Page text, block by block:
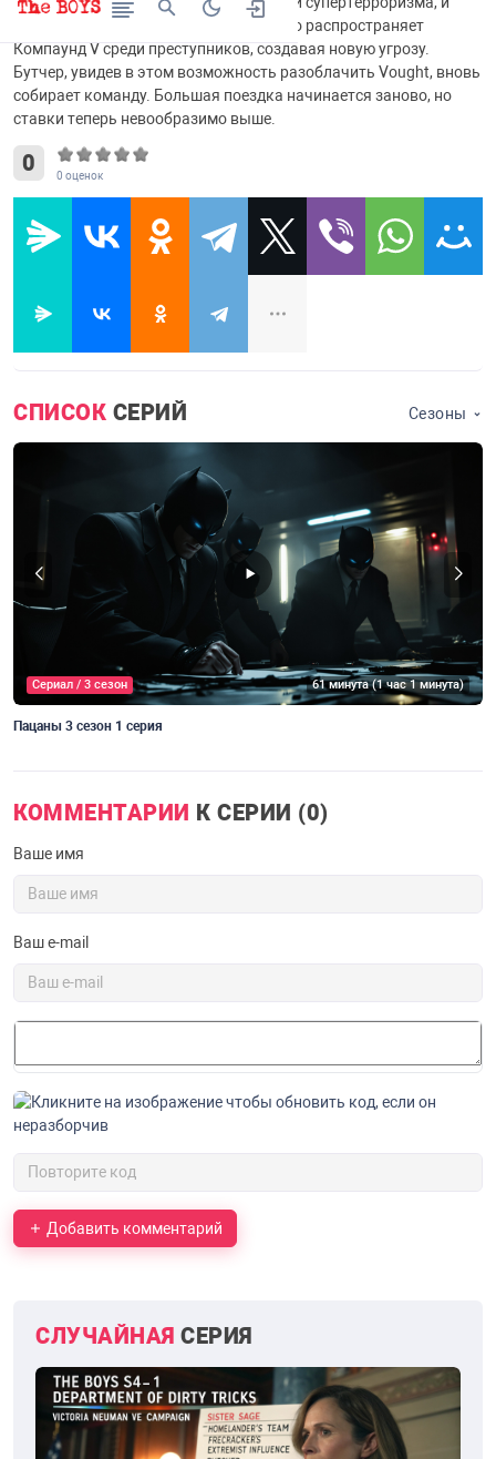
Пацаны понимают — кто-то намеренно распространяет
Компаунд V среди преступников, создавая новую угрозу.
Бутчер, увидев в этом возможность разоблачить Vought, вновь
собирает команду. Большая поездка начинается заново, но
ставки теперь невообразимо выше.
0 0 оценок
СПИСОК СЕРИЙ Сезоны
61 минута (1 час 1 минута)
Сериал / 3 сезон
Пацаны 3 сезон 1 серия
КОММЕНТАРИИ К СЕРИИ (0)
Ваше имя
Ваш e-mail
Добавить комментарий
СЛУЧАЙНАЯ СЕРИЯ